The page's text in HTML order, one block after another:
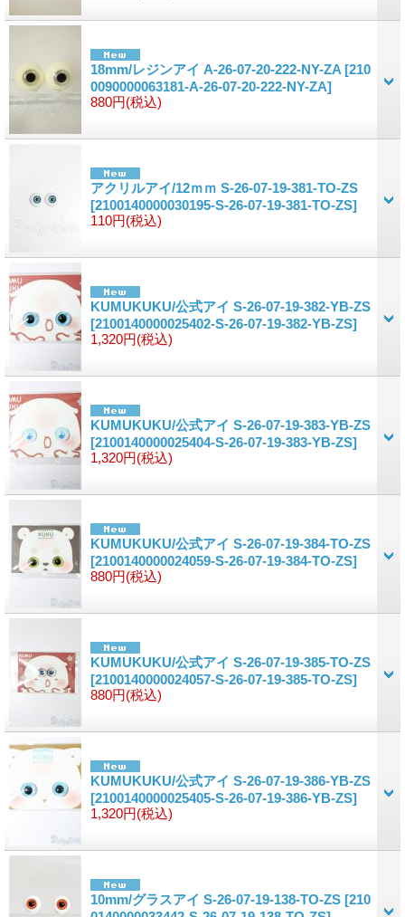
18mm/レジンアイ A-26-07-20-222-NY-ZA [210
0090000063181-A-26-07-20-222-NY-ZA]
880円(税込)
アクリルアイ/12ｍｍ S-26-07-19-381-TO-ZS
[2100140000030195-S-26-07-19-381-TO-ZS]
110円(税込)
KUMUKUKU/公式アイ S-26-07-19-382-YB-ZS
[2100140000025402-S-26-07-19-382-YB-ZS]
1,320円(税込)
KUMUKUKU/公式アイ S-26-07-19-383-YB-ZS
[2100140000025404-S-26-07-19-383-YB-ZS]
1,320円(税込)
KUMUKUKU/公式アイ S-26-07-19-384-TO-ZS
[2100140000024059-S-26-07-19-384-TO-ZS]
880円(税込)
KUMUKUKU/公式アイ S-26-07-19-385-TO-ZS
[2100140000024057-S-26-07-19-385-TO-ZS]
880円(税込)
KUMUKUKU/公式アイ S-26-07-19-386-YB-ZS
[2100140000025405-S-26-07-19-386-YB-ZS]
1,320円(税込)
10mm/グラスアイ S-26-07-19-138-TO-ZS [210